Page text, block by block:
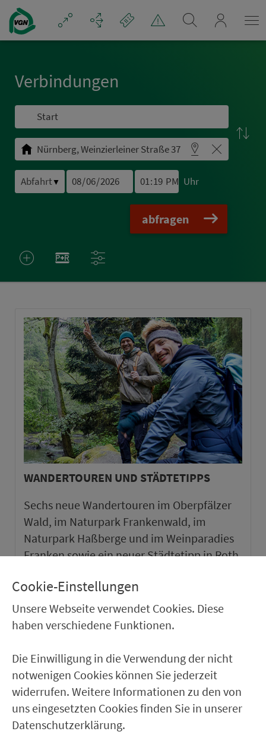
Navigation überspringen
Ver­bin­dungen
▼ Uhr
abfragen
WANDERTOUREN UND STÄDTETIPPS
Sechs neue Wandertouren im Oberpfälzer
Wald, im Naturpark Frankenwald, im
Naturpark Haßberge und im Weinparadies
Franken sowie ein neuer Städtetipp in Roth.
Cookie-Einstellungen
Unsere Webseite verwendet Cookies. Diese
haben verschiedene Funktionen.
Die Einwilligung in die Verwendung der nicht
notwenigen Cookies können Sie jederzeit
widerrufen. Weitere Informationen zu den von
uns eingesetzten Cookies finden Sie in unserer
Datenschutzerklärung.